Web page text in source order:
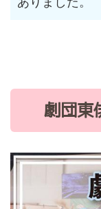
劇団東